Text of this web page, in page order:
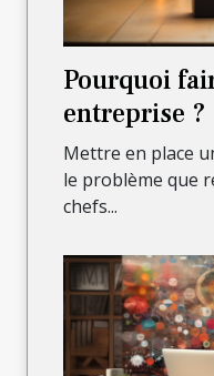
Pourquoi
entreprise ?
Mettre en place
le problème que
chefs...